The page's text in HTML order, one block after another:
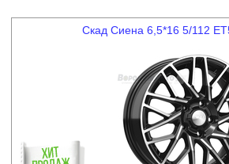
Скад Сиена 6,5*16 5/112